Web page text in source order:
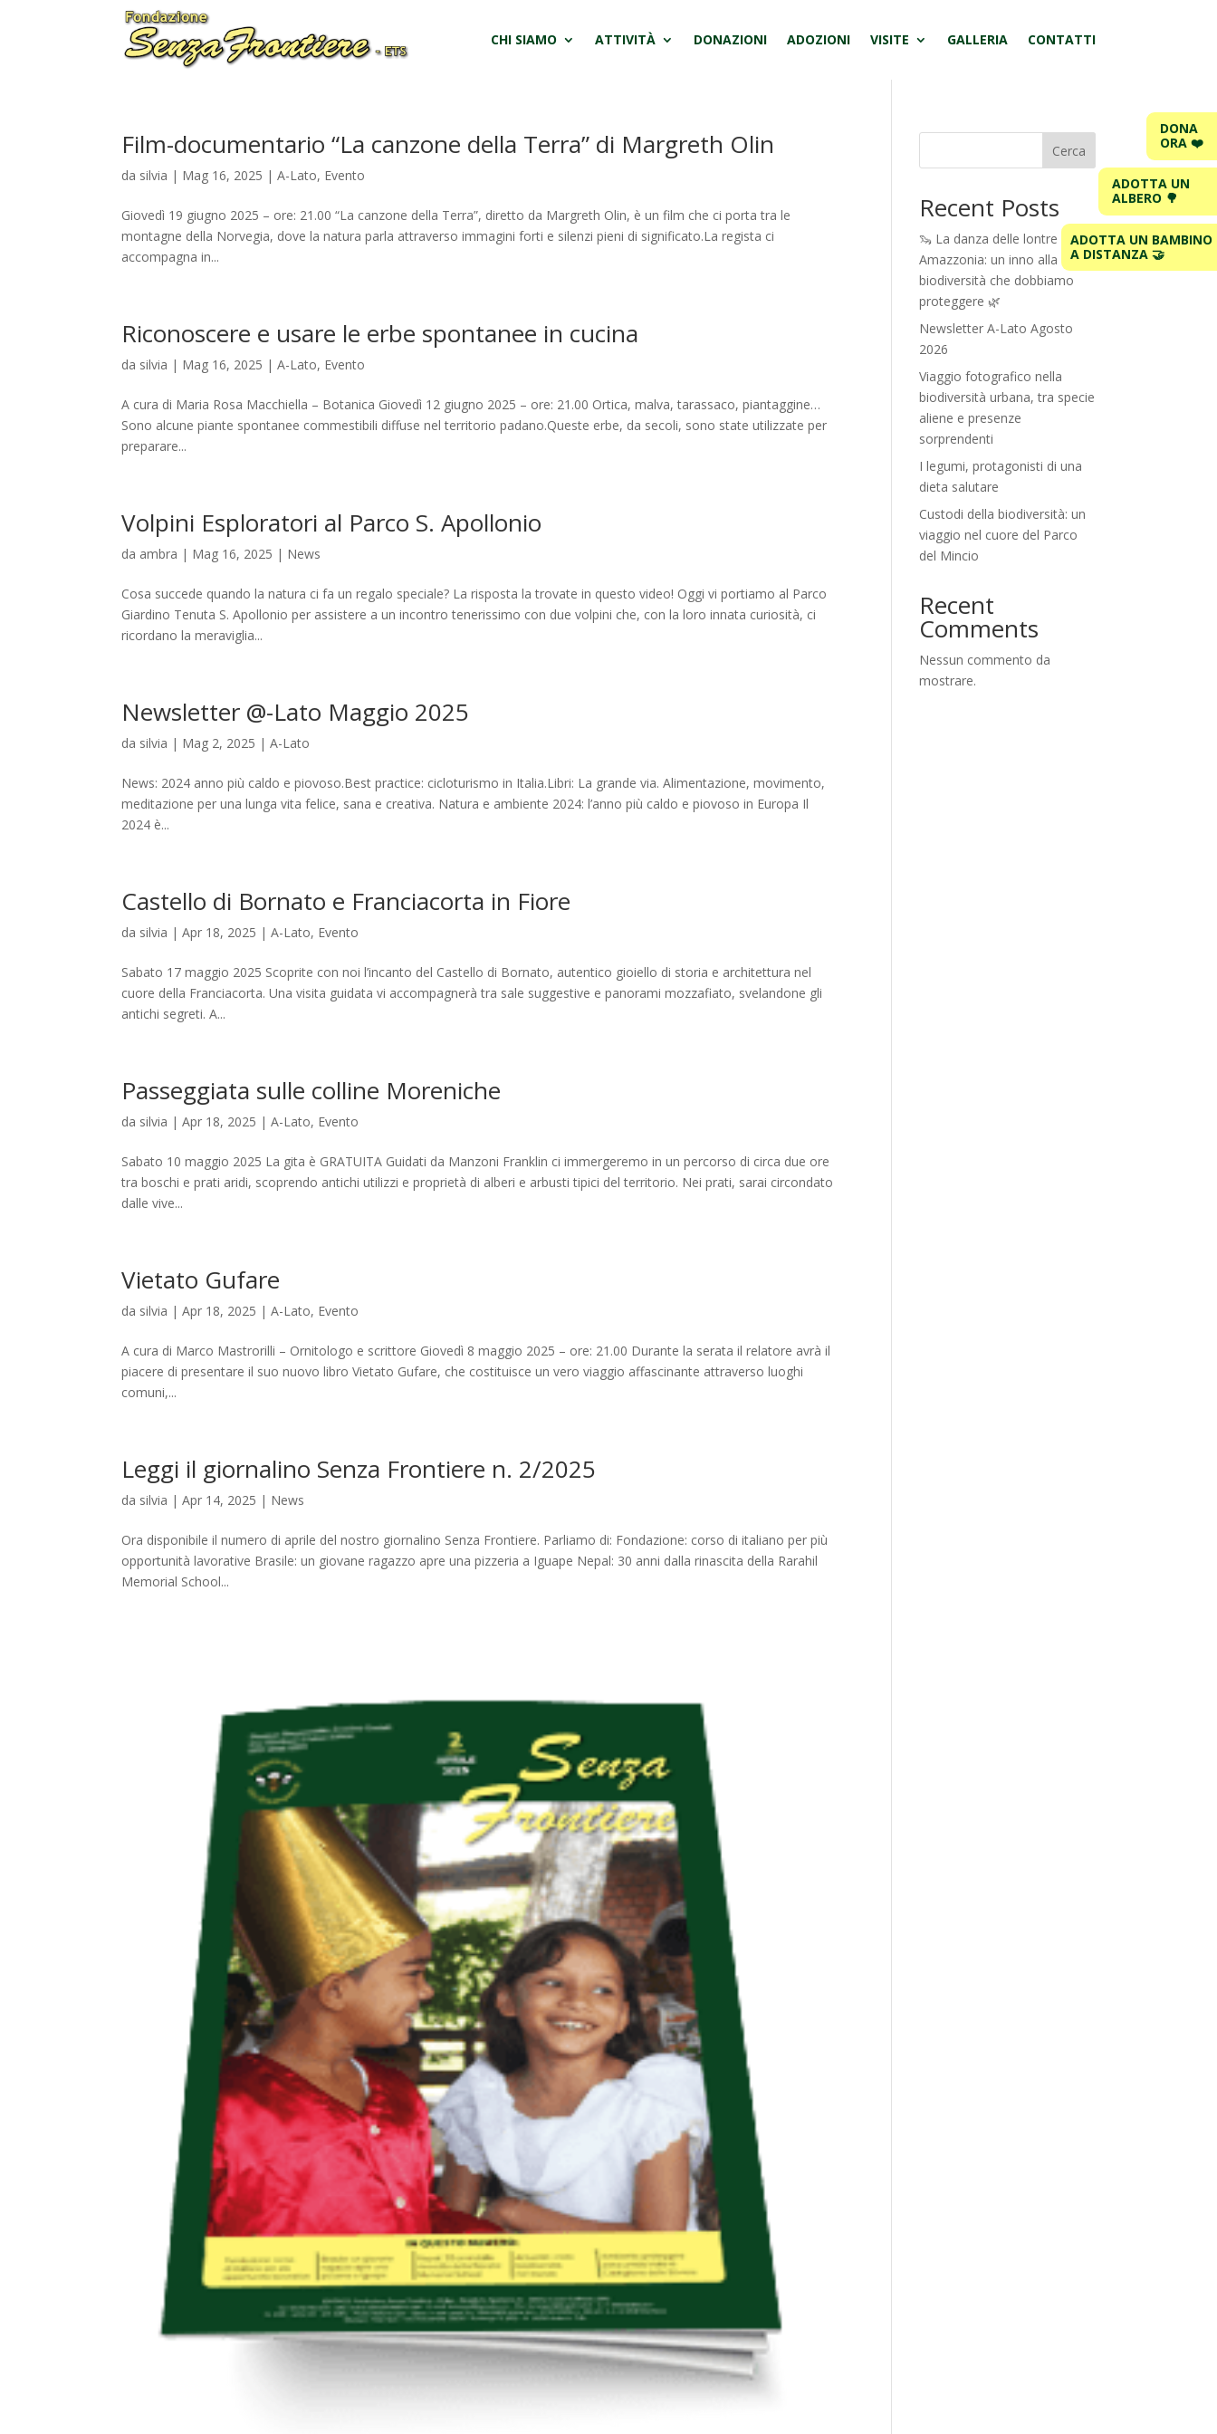
CHI SIAMO ATTIVITÀ DONAZIONI ADOZIONI VISITE GALLERIA CONTATTI
Film-documentario “La canzone della Terra” di Margreth Olin
da silvia | Mag 16, 2025 |A-Lato, Evento
Giovedì 19 giugno 2025 – ore: 21.00 “La canzone della Terra”, diretto da Margreth Olin, è un film che ci porta tra le
montagne della Norvegia, dove la natura parla attraverso immagini forti e silenzi pieni di significato.La regista ci
accompagna in...
Riconoscere e usare le erbe spontanee in cucina
da silvia | Mag 16, 2025 |A-Lato, Evento
A cura di Maria Rosa Macchiella – Botanica Giovedì 12 giugno 2025 – ore: 21.00 Ortica, malva, tarassaco, piantaggine…
Sono alcune piante spontanee commestibili diffuse nel territorio padano.Queste erbe, da secoli, sono state utilizzate per
preparare...
Volpini Esploratori al Parco S. Apollonio
da ambra | Mag 16, 2025 | News
Cosa succede quando la natura ci fa un regalo speciale? La risposta la trovate in questo video! Oggi vi portiamo al Parco
Giardino Tenuta S. Apollonio per assistere a un incontro tenerissimo con due volpini che, con la loro innata curiosità, ci
ricordano la meraviglia...
Newsletter @-Lato Maggio 2025
da silvia | Mag 2, 2025 |A-Lato
News: 2024 anno più caldo e piovoso.Best practice: cicloturismo in Italia.Libri: La grande via. Alimentazione, movimento,
meditazione per una lunga vita felice, sana e creativa. Natura e ambiente 2024: l’anno più caldo e piovoso in Europa Il
2024 è...
Castello di Bornato e Franciacorta in Fiore
da silvia |Apr 18, 2025 |A-Lato, Evento
Sabato 17 maggio 2025 Scoprite con noi l’incanto del Castello di Bornato, autentico gioiello di storia e architettura nel
cuore della Franciacorta. Una visita guidata vi accompagnerà tra sale suggestive e panorami mozzafiato, svelandone gli
antichi segreti. A...
Passeggiata sulle colline Moreniche
da silvia |Apr 18, 2025 |A-Lato, Evento
Sabato 10 maggio 2025 La gita è GRATUITA Guidati da Manzoni Franklin ci immergeremo in un percorso di circa due ore
tra boschi e prati aridi, scoprendo antichi utilizzi e proprietà di alberi e arbusti tipici del territorio. Nei prati, sarai circondato
dalle vive...
Vietato Gufare
da silvia |Apr 18, 2025 |A-Lato, Evento
A cura di Marco Mastrorilli – Ornitologo e scrittore Giovedì 8 maggio 2025 – ore: 21.00 Durante la serata il relatore avrà il
piacere di presentare il suo nuovo libro Vietato Gufare, che costituisce un vero viaggio affascinante attraverso luoghi
comuni,...
Leggi il giornalino Senza Frontiere n. 2/2025
da silvia |Apr 14, 2025 | News
Ora disponibile il numero di aprile del nostro giornalino Senza Frontiere. Parliamo di: Fondazione: corso di italiano per più
opportunità lavorative Brasile: un giovane ragazzo apre una pizzeria a Iguape Nepal: 30 anni dalla rinascita della Rarahil
Memorial School...
Cerca
Recent Posts
🦦 La danza delle lontre in
Amazzonia: un inno alla
biodiversità che dobbiamo
proteggere 🌿
Newsletter A-Lato Agosto
2026
Viaggio fotografico nella
biodiversità urbana, tra specie
aliene e presenze
sorprendenti
I legumi, protagonisti di una
dieta salutare
Custodi della biodiversità: un
viaggio nel cuore del Parco
del Mincio
Recent
Comments
Nessun commento da
mostrare.
DONA
ORA ❤️
ADOTTA UN
ALBERO 🌳
ADOTTA UN BAMBINO
A DISTANZA 🤝